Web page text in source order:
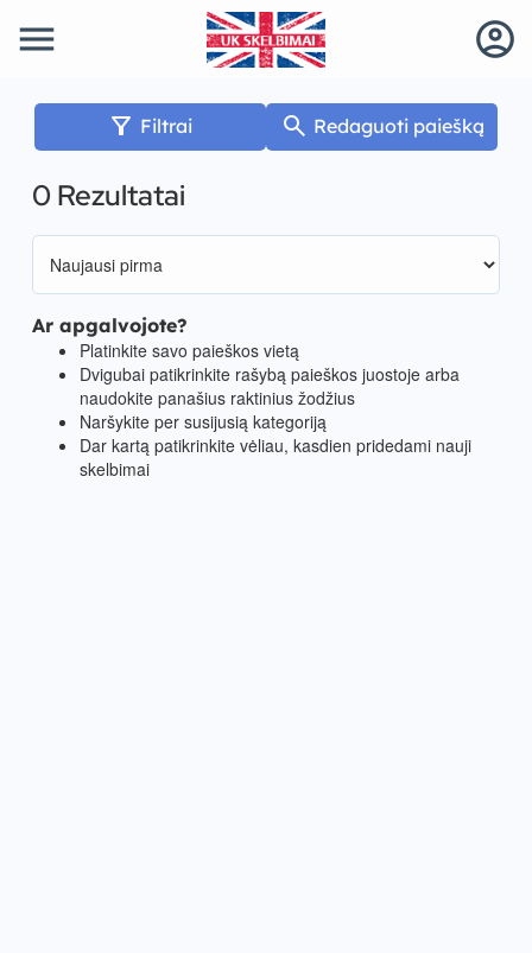
menu account_circle
filter_alt Filtrai search Redaguoti paiešką
0 Rezultatai
Ar apgalvojote?
Platinkite savo paieškos vietą
Dvigubai patikrinkite rašybą paieškos juostoje arba
naudokite panašius raktinius žodžius
Naršykite per susijusią kategoriją
Dar kartą patikrinkite vėliau, kasdien pridedami nauji
skelbimai